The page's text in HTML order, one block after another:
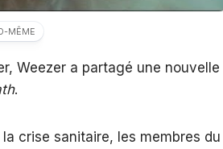
MÊME
Weezer a partagé une nouvelle
.
crise sanitaire, les membres du